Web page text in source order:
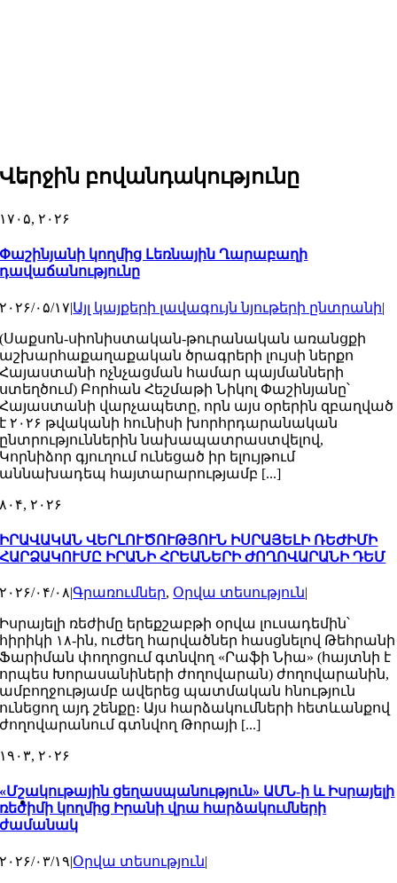
Վերջին բովանդակությունը
۱۷ ۰۵, ۲۰۲۶
Փաշինյանի կողմից Լեռնային Ղարաբաղի
դավաճանությունը
۲۰۲۶/۰۵/۱۷|Այլ կայքերի լավագույն նյութերի ընտրանի|
(Սաքսոն-սիոնիստական-թուրանական առանցքի
աշխարհաքաղաքական ծրագրերի լույսի ներքո
Հայաստանի ոչնչացման համար պայմանների
ստեղծում) Բորհան Հեշմաթի Նիկոլ Փաշինյանը՝
Հայաստանի վարչապետը, որն այս օրերին զբաղված
է ۲۰۲۶ թվականի հունիսի խորհրդարանական
ընտրություններին նախապատրաստվելով,
Կորնիձոր գյուղում ունեցած իր ելույթում
աննախադեպ հայտարարությամբ [...]
۸ ۰۴, ۲۰۲۶
ԻՐԱՎԱԿԱՆ ՎԵՐԼՈՒԾՈՒԹՅՈՒՆ ԻՍՐԱՅԵԼԻ ՌԵԺԻՄԻ
ՀԱՐՁԱԿՈՒՄԸ ԻՐԱՆԻ ՀՐԵԱՆԵՐԻ ԺՈՂՈՎԱՐԱՆԻ ԴԵՄ
۲۰۲۶/۰۴/۰۸|Գրառումներ, Օրվա տեսություն|
Իսրայելի ռեժիմը երեքշաբթի օրվա լուսադեմին՝
հիրիկի ۱۸-ին, ուժեղ հարվածներ հասցնելով Թեհրանի
Ֆարիման փողոցում գտնվող «Րաֆի Նիա» (հայտնի է
որպես Խորասանիների ժողովարան) ժողովարանին,
ամբողջությամբ ավերեց պատմական հնություն
ունեցող այդ շենքը։ Այս հարձակումների հետևանքով
ժողովարանում գտնվող Թորայի [...]
۱۹ ۰۳, ۲۰۲۶
«Մշակութային ցեղասպանություն» ԱՄՆ-ի և Իսրայելի
ռեժիմի կողմից Իրանի վրա հարձակումների
ժամանակ
۲۰۲۶/۰۳/۱۹|Օրվա տեսություն|